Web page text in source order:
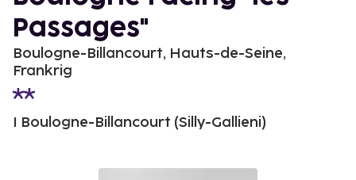
Passages"
Boulogne-Billancourt, Hauts-de-Seine,
Frankrig
I Boulogne-Billancourt (Silly-Gallieni)